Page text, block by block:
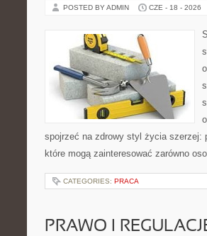
POSTED BY ADMIN CZE - 18 - 2026
spojrzeć na zdrowy styl życia szerzej:
które mogą zainteresować zarówno
CATEGORIES: PRACA
PRAWO I